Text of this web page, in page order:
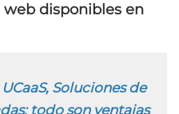
web disponibles en
UCaaS, Soluciones de
todo son ventajas